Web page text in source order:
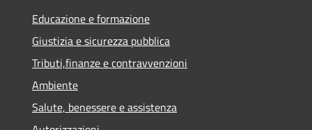
Educazione e formazione
Giustizia e sicurezza pubblica
Tributi,finanze e contravvenzioni
Ambiente
Salute, benessere e assistenza